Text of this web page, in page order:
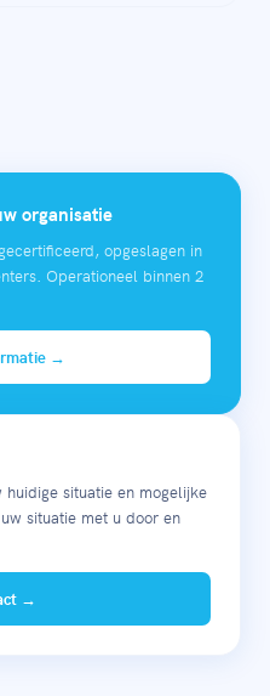
organisatie
opgeslagen in
Operationeel binnen 2
→
situatie en mogelijke
situatie met u door en
→